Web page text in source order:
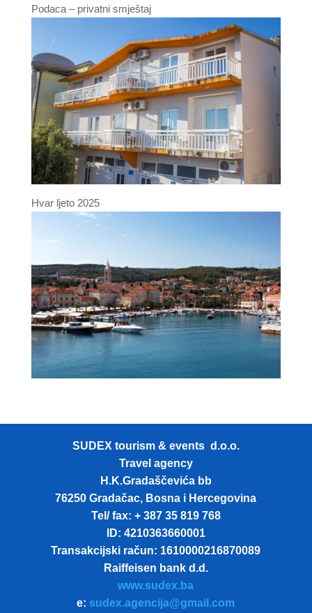
Podaca – privatni smještaj
Hvar ljeto 2025
SUDEX tourism & events d.o.o.
Travel agency
H.K.Gradaščevića bb
76250 Gradačac, Bosna i Hercegovina
Tel/ fax: + 387 35 819 768
ID: 4210363660001
Transakcijski račun: 1610000216870089
Raiffeisen bank d.d.
www.sudex.ba
e: sudex.agencija@gmail.com